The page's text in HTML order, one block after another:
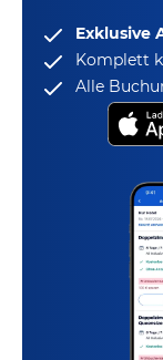
Exklusive
Komplett
Alle